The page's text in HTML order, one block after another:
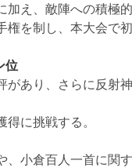
え、敵陣への積極
を制し、本大会で
位
あり、さらに反射
に挑戦する。
小倉百人一首に関